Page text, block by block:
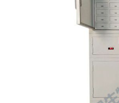
厂家，较好是那种可支持定制
时，应该选择正规的生产厂家，
发能力更强，而且是因为他们生
务。 三：品牌——般选择知名
有较好的售后服务，毕竟存在
的分隔方式、抽屉和夹层数量会
的一个重要因素。 五：产品质
相关质量体系认证，那么产品